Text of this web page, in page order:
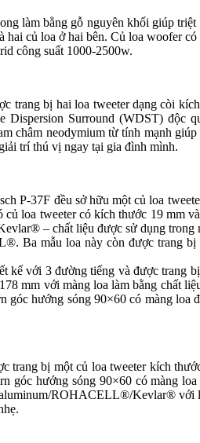
làm bằng gỗ nguyên khối giúp
củ loa ở hai bên. Củ loa woofer
công suất 1000-2500w.
trang bị hai loa tweeter dạng còi
Dispersion Surround (WDST)
neodymium từ tính mạnh
trí thú vị ngay tại gia đình mình.
P-37F đều sở hữu một củ loa
loa tweeter có kích thước 19
– chất liệu được sử dụng trong
Ba mẫu loa này còn được trang
kế với 3 đường tiếng và được trang
mm với màng loa làm bằng
hướng sóng 90×60 có màng
trang bị một củ loa tweeter kích
góc hướng sóng 90×60 có màng
ROHACELL®/Kevlar®